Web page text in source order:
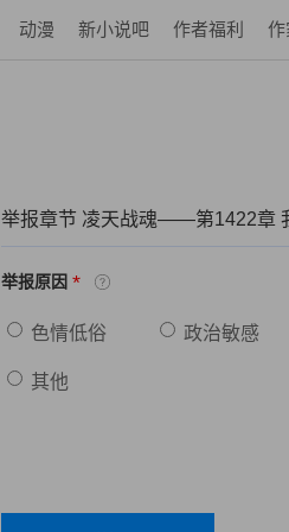
动漫 新小说吧 作者福利 作
举报章节 凌天战魂——第1422章
举报原因 *
色情低俗 政治敏感
其他